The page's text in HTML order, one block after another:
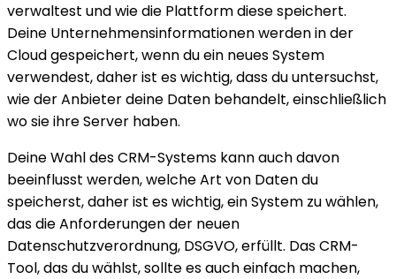
verwaltest und wie die Plattform diese speichert.
Deine Unternehmensinformationen werden in der
Cloud gespeichert, wenn du ein neues System
verwendest, daher ist es wichtig, dass du untersuchst,
wie der Anbieter deine Daten behandelt, einschließlich
wo sie ihre Server haben.
Deine Wahl des CRM-Systems kann auch davon
beeinflusst werden, welche Art von Daten du
speicherst, daher ist es wichtig, ein System zu wählen,
das die Anforderungen der neuen
Datenschutzverordnung, DSGVO, erfüllt. Das CRM-
Tool, das du wählst, sollte es auch einfach machen,